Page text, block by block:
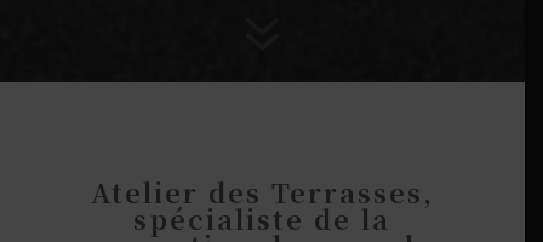
Atelier des Terrasses,
spécialiste de la